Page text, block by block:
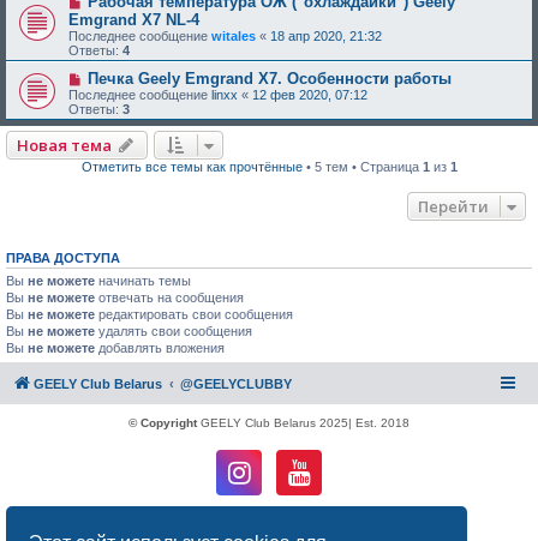
Emgrand X7 NL-4
Последнее сообщение witales « 18 апр 2020, 21:32
Ответы: 4
Печка Geely Emgrand X7. Особенности работы
Последнее сообщение linxx « 12 фев 2020, 07:12
Ответы: 3
Новая тема
Отметить все темы как прочтённые• 5 тем • Страница 1 из 1
Перейти
ПРАВА ДОСТУПА
Вы не можете начинать темы
Вы не можете отвечать на сообщения
Вы не можете редактировать свои сообщения
Вы не можете удалять свои сообщения
Вы не можете добавлять вложения
GEELY Club Belarus @GEELYCLUBBY
© CopyrightGEELY Club Belarus 2025| Est. 2018